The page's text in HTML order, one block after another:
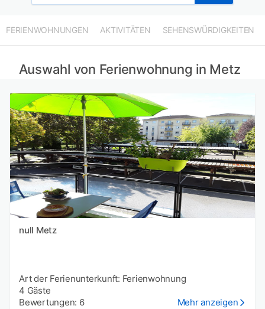
FERIENWOHNUNGEN AKTIVITÄTEN SEHENSWÜRDIGKEITEN
Auswahl von Ferienwohnung in Metz
null Metz
Art der Ferienunterkunft: Ferienwohnung
4 Gäste
Bewertungen: 6
Mehr anzeigen